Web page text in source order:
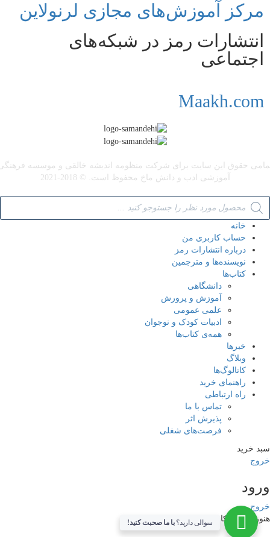
مرکز آموزش‌های مجازی لرنولاین
انتشارات رمز در شبکه‌‌های
اجتماعی
Maakh.com
حقوق این سایت برای شرکت منظومه اندیشه خالقی و موسسه
آموزشی ادب و دانش ماخ محفوظ است. © 2018-2021
خانه
حساب کاربری من
درباره انتشارات رمز
نویسنده‌ها و مترجمین
کتاب‌ها
دانشگاهی
آموزش و پرورش
علمی عمومی
ادبیات کودک و نوجوان
همه‌ی کتاب‌ها
خبرها
وبلاگ
کاتالوگ‌ها
راهنمای خرید
راه ارتباطی
تماس با ما
پذیرش اثر
فرصت‌های شغلی
سبد خرید
خروج
سوالی دارید؟با ما صحبت کنید!
ورود
خروج
هنوز حساب کاربری ندارید؟